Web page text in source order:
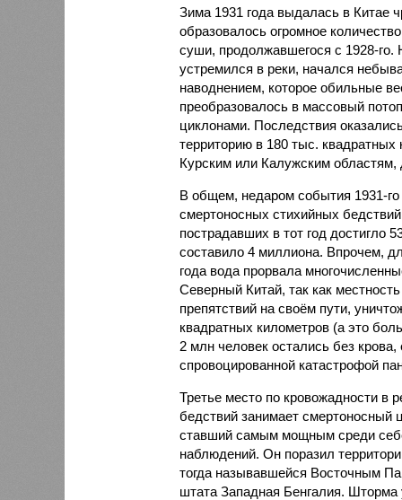
Зима 1931 года выдалась в Китае
образовалось огромное
суши, продолжавшегося с 1928-го.
устремился в реки, начался
наводнением, которое обильные
преобразовалось в массовый
циклонами. Последствия
территорию в 180 тыс.
Курским или Калужским областям,
В общем, недаром события 1931-
смертоносных стихийных
пострадавших в тот год достигло
составило 4 миллиона. Впрочем,
года вода прорвала
Северный Китай, так как
препятствий на своём пути,
квадратных километров (а это
2 млн человек остались без
спровоцированной катастрофой
Третье место по кровожадности в
бедствий занимает смертоносный
ставший самым мощным среди
наблюдений. Он поразил
тогда называвшейся Восточным
штата Западная Бенгалия. Шторма